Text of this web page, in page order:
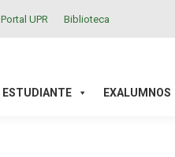
Portal UPR Biblioteca
ESTUDIANTE EXALUMNOS